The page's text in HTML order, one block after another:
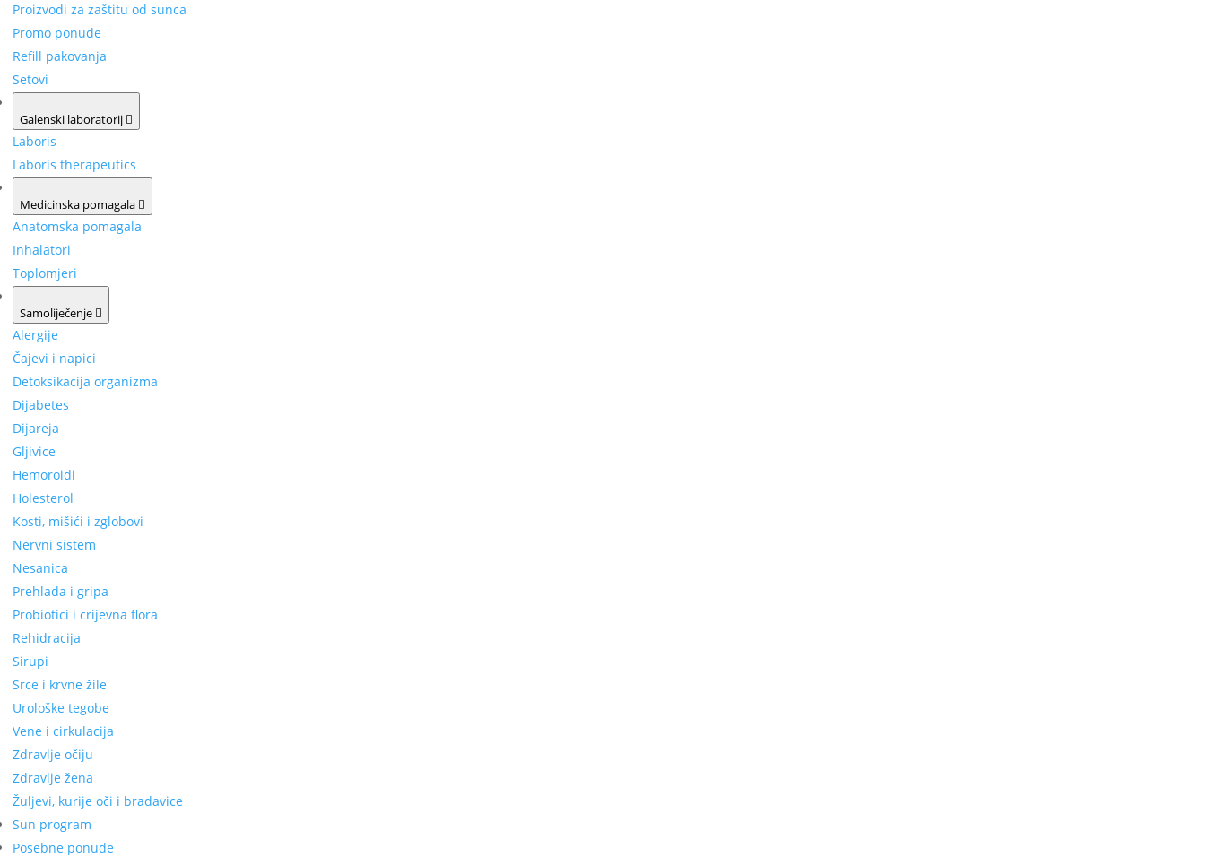
Proizvodi za zaštitu od sunca
Promo ponude
Refill pakovanja
Setovi
Galenski laboratorij
Laboris
Laboris therapeutics
Medicinska pomagala
Anatomska pomagala
Inhalatori
Toplomjeri
Samoliječenje
Alergije
Čajevi i napici
Detoksikacija organizma
Dijabetes
Dijareja
Gljivice
Hemoroidi
Holesterol
Kosti, mišići i zglobovi
Nervni sistem
Nesanica
Prehlada i gripa
Probiotici i crijevna flora
Rehidracija
Sirupi
Srce i krvne žile
Urološke tegobe
Vene i cirkulacija
Zdravlje očiju
Zdravlje žena
Žuljevi, kurije oči i bradavice
Sun program
Posebne ponude